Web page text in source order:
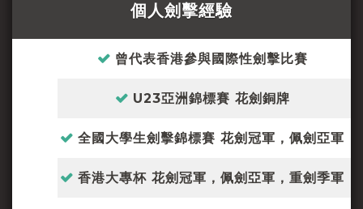
個人劍擊經驗
曾代表香港參與國際性劍擊比賽
U23亞洲錦標賽 花劍銅牌
全國大學生劍擊錦標賽 花劍冠軍，佩劍亞軍
香港大專杯 花劍冠軍，佩劍亞軍，重劍季軍